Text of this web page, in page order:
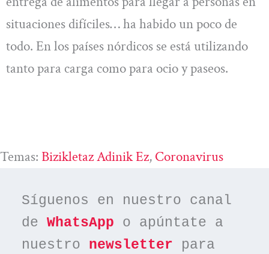
situaciones difíciles… ha habido un poco de
todo. En los países nórdicos se está utilizando
tanto para carga como para ocio y paseos.
Temas: Bizikletaz Adinik Ez, Coronavirus
Síguenos en nuestro canal
de WhatsApp o apúntate a
nuestro newsletter para